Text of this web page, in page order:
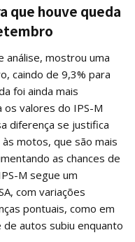
que houve queda
análise, mostrou uma
caindo de 9,3% para
foi ainda mais
os valores do IPS-M
diferença se justifica
motos, que são mais
as chances de
M segue um
com variações
pontuais, como em
autos subiu enquanto